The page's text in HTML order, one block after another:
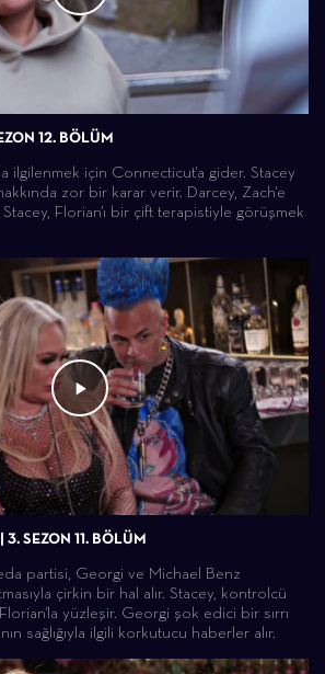
12. BÖLÜM
ilgilenmek için Connecticut'a gider. Stacey
zor bir karar verir. Darcey, Zach'e
Florian'ı bir çift terapistiyle görüşmek
SEZON 11. BÖLÜM
partisi, Georgi ve Michael Benz
çirkin bir hal alır. Stacey, kontrolcü
yüzleşir. Georgi şok edici bir sırrı
sağlığıyla ilgili korkutucu haberler alır.